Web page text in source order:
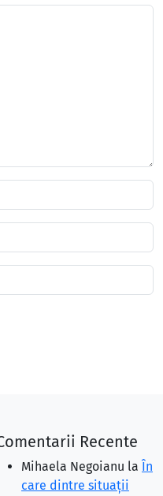
Recente
Mihaela Negoianu la În
care dintre situaţii